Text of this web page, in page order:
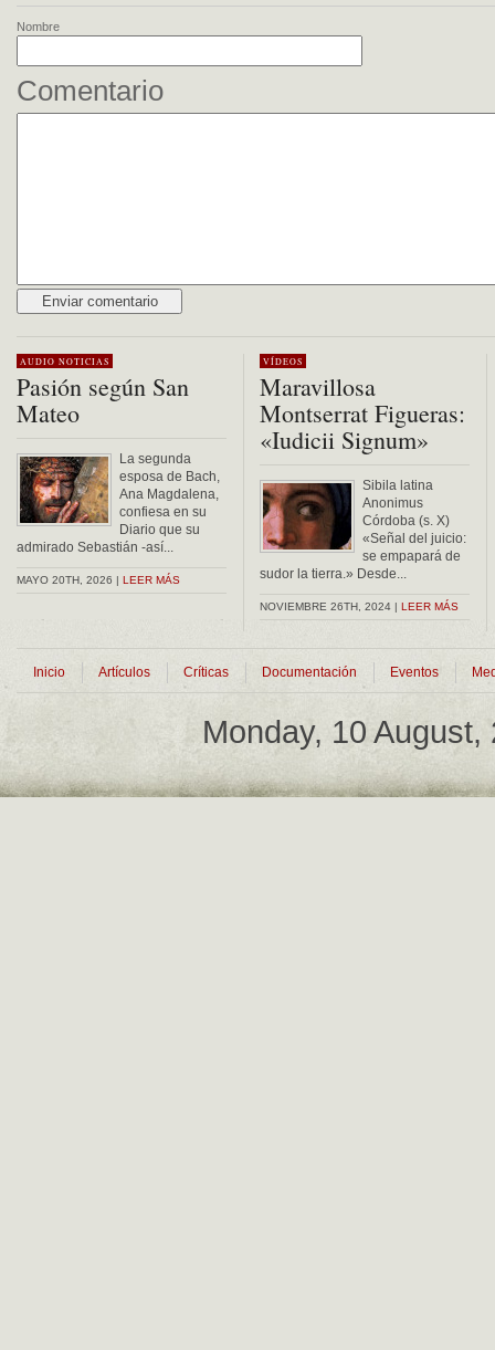
Nombre
Comentario
AUDIO NOTICIAS
Pasión según San
Mateo
La segunda
esposa de Bach,
Ana Magdalena,
confiesa en su
Diario que su
admirado Sebastián -así...
MAYO 20TH, 2026 | LEER MÁS
VÍDEOS
Maravillosa
Montserrat Figueras:
«Iudicii Signum»
Sibila latina
Anonimus
Córdoba (s. X)
«Señal del juicio:
se empapará de
sudor la tierra.» Desde...
NOVIEMBRE 26TH, 2024 | LEER MÁS
Inicio Artículos Críticas Documentación Eventos
Monday, 10